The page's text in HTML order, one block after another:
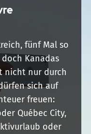
fünf Mal so
Kanadas
nicht nur durch
sich auf
freuen:
Québec City,
oder